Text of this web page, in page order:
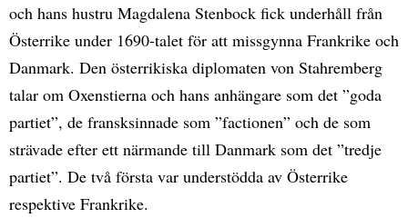
och hans hustru Magdalena Stenbock fick underhåll från
Österrike under 1690-talet för att missgynna Frankrike och
Danmark. Den österrikiska diplomaten von Stahremberg
talar om Oxenstierna och hans anhängare som det ”goda
partiet”, de fransksinnade som ”factionen” och de som
strävade efter ett närmande till Danmark som det ”tredje
partiet”. De två första var understödda av Österrike
respektive Frankrike.